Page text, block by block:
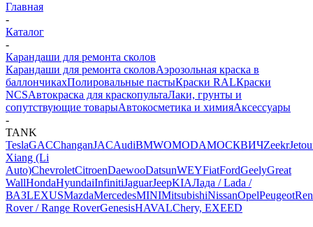
Главная
-
Каталог
-
Карандаши для ремонта сколов
Карандаши для ремонта сколовАэрозольная краска в
баллончикахПолировальные пастыКраски RALКраски
NCSАвтокраска для краскопультаЛаки, грунты и
сопутствующие товарыАвтокосметика и химияАксессуары
-
TANK
TeslaGACChanganJACAudiBMWOMODAМОСКВИЧZeekr
Xiang (Li
Auto)ChevroletCitroenDaewooDatsunWEYFiatFordGeelyGreat
WallHondaHyundaiInfinitiJaguarJeepKIAЛада / Lada /
ВАЗLEXUSMazdaMercedesMINIMitsubishiNissanOpelPeugeot
Rover / Range RoverGenesisHAVALChery, EXEED